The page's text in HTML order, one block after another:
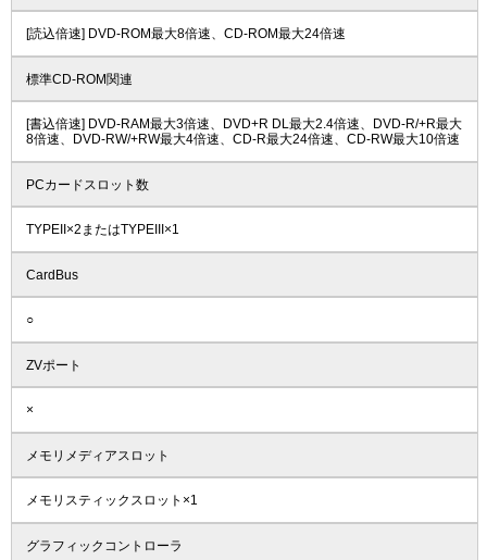
[読込倍速] DVD-ROM最大8倍速、CD-ROM最大24倍速
標準CD-ROM関連
[書込倍速] DVD-RAM最大3倍速、DVD+R DL最大2.4倍速、DVD-R/+R最大
8倍速、DVD-RW/+RW最大4倍速、CD-R最大24倍速、CD-RW最大10倍速
PCカードスロット数
TYPEII×2またはTYPEIII×1
CardBus
○
ZVポート
×
メモリメディアスロット
メモリスティックスロット×1
グラフィックコントローラ